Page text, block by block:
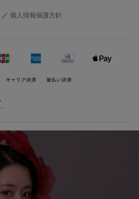
／個人情報保護方針